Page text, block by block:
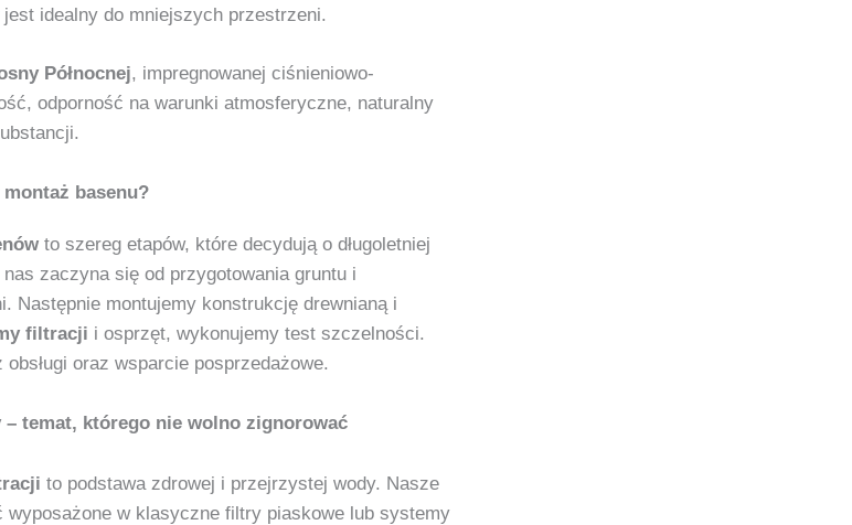
jest idealny do mniejszych przestrzeni.
Północnej, impregnowanej ciśnieniowo-
odporność na warunki atmosferyczne, naturalny
basenu?
to szereg etapów, które decydują o długoletniej
zaczyna się od przygotowania gruntu i
Następnie montujemy konstrukcję drewnianą i
filtracji i osprzęt, wykonujemy test szczelności.
oraz wsparcie posprzedażowe.
temat, którego nie wolno zignorować
to podstawa zdrowej i przejrzystej wody. Nasze
wyposażone w klasyczne filtry piaskowe lub systemy